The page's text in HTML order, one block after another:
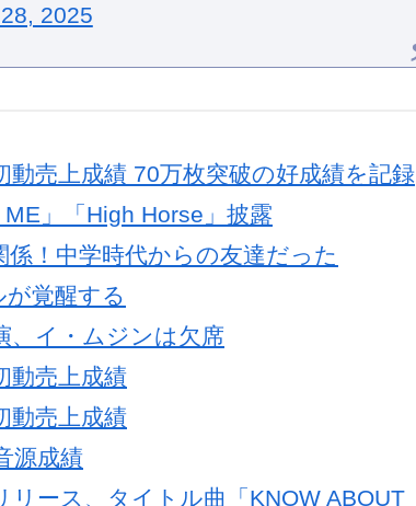
2025
売上成績 70万枚突破の好成績を記録
」「High Horse」披露
！中学時代からの友達だった
覚醒する
、イ・ムジンは欠席
動売上成績
動売上成績
源成績
リース、タイトル曲「KNOW ABOUT